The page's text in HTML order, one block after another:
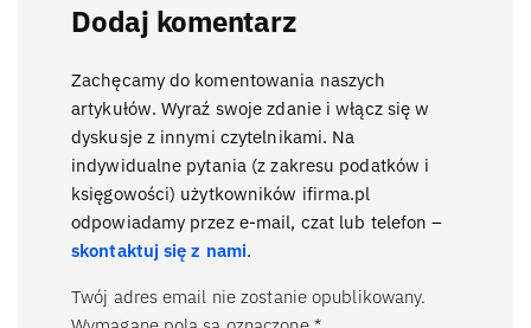
Dodaj komentarz
Zachęcamy do komentowania naszych
artykułów. Wyraź swoje zdanie i włącz się w
dyskusje z innymi czytelnikami. Na
indywidualne pytania (z zakresu podatków i
księgowości) użytkowników ifirma.pl
odpowiadamy przez e-mail, czat lub telefon –
skontaktuj się z nami.
Twój adres email nie zostanie opublikowany.